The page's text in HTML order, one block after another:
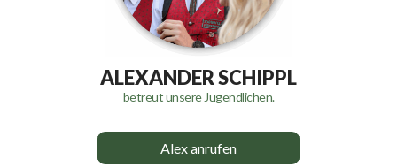
ALEXANDER SCHIPPL
betreut unsere Jugendlichen.
Alex anrufen